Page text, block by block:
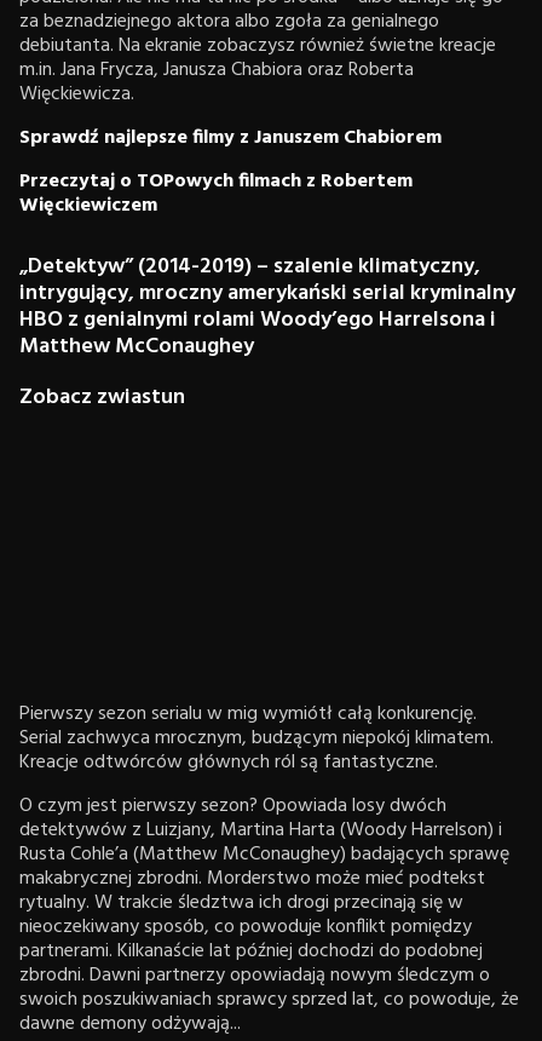
za beznadziejnego aktora albo zgoła za genialnego
debiutanta. Na ekranie zobaczysz również świetne kreacje
m.in. Jana Frycza, Janusza Chabiora oraz Roberta
Więckiewicza.
Sprawdź najlepsze filmy z Januszem Chabiorem
Przeczytaj o TOPowych filmach z Robertem
Więckiewiczem
„Detektyw” (2014-2019) – szalenie klimatyczny,
intrygujący, mroczny amerykański serial kryminalny
HBO z genialnymi rolami Woody’ego Harrelsona i
Matthew McConaughey
Zobacz zwiastun
Pierwszy sezon serialu w mig wymiótł całą konkurencję.
Serial zachwyca mrocznym, budzącym niepokój klimatem.
Kreacje odtwórców głównych ról są fantastyczne.
O czym jest pierwszy sezon? Opowiada losy dwóch
detektywów z Luizjany, Martina Harta (Woody Harrelson) i
Rusta Cohle’a (Matthew McConaughey) badających sprawę
makabrycznej zbrodni. Morderstwo może mieć podtekst
rytualny. W trakcie śledztwa ich drogi przecinają się w
nieoczekiwany sposób, co powoduje konflikt pomiędzy
partnerami. Kilkanaście lat później dochodzi do podobnej
zbrodni. Dawni partnerzy opowiadają nowym śledczym o
swoich poszukiwaniach sprawcy sprzed lat, co powoduje, że
dawne demony odżywają...